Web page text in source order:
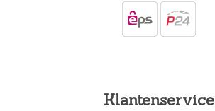
Klantenservice